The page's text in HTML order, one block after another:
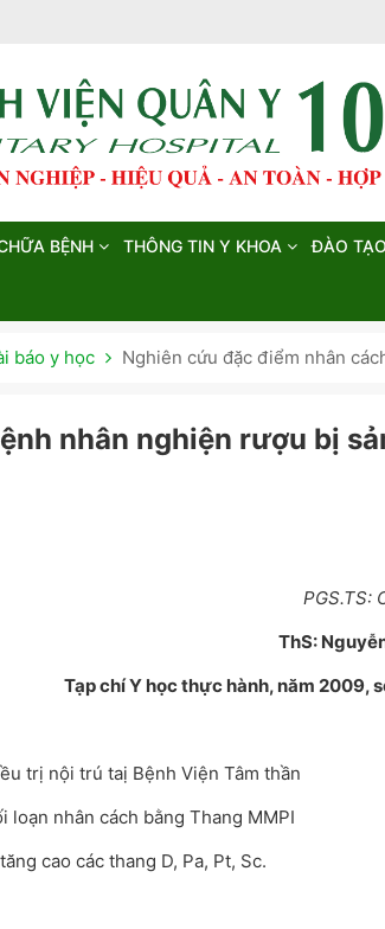
BỆNH THÔNG TIN Y KHOA ĐÀO
báo y học Nghiên cứu đặc điểm nhân
nhân nghiện rượu bị
PGS.TS:
ThS:
Tạp chí Y học thực hành, năm 2009,
trị nội trú taị Bệnh Viện Tâm thần
nhân cách bằng Thang MMPI
cao các thang D, Pa, Pt, Sc.